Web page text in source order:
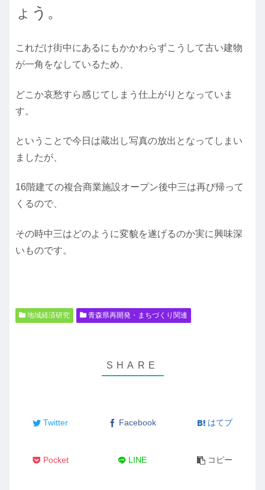
ょう。
これだけ街中にあるにもかかわらずこうして古い建物
が一角をなしているため、
どこか哀愁すら感じてしまう仕上がりとなっていま
す。
ということで今日は蔵出し写真の放出となってしまい
ましたが、
16階建ての複合商業施設オープン後中三は再び帰って
くるので、
その時中三はどのように変貌を遂げるのか実に興味深
いものです。
地域経済研究 青森県再開発・まちづくり関連
Twitter Facebook はてブ
Pocket LINE コピー